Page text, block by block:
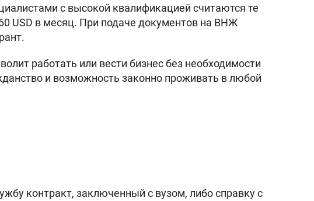
с высокой квалификацией считаются те
USD в месяц. При подаче документов на ВНЖ
работать или вести бизнес без необходимости
и возможность законно проживать в любой
контракт, заключенный с вузом, либо справку с